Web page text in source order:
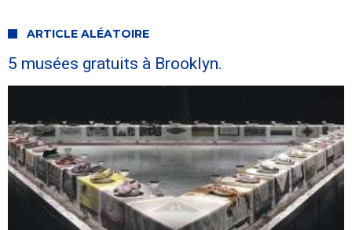
ARTICLE ALÉATOIRE
5 musées gratuits à Brooklyn.